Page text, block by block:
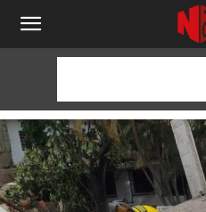
NOTICIAS
HORAS